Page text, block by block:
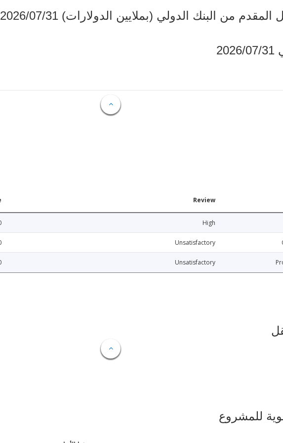
من البنك الدولي (بملايين الدولارات) 2026/07/31
Review
High
Unsatisfactory
Unsatisfactory
للمشروع